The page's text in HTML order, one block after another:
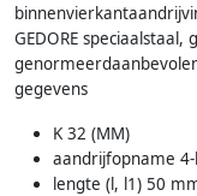
GEDORE
gegevens
K 32 (MM)
aandrijfopname
lengte (l, l1) 50